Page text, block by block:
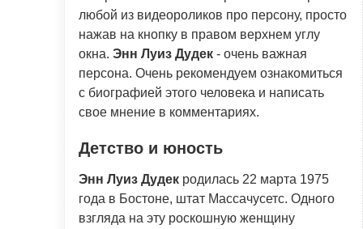
любой из видеороликов про персону, просто
нажав на кнопку в правом верхнем углу
окна. Энн Луиз Дудек - очень важная
персона. Очень рекомендуем ознакомиться
с биографией этого человека и написать
свое мнение в комментариях.
Детство и юность
Энн Луиз Дудек родилась 22 марта 1975
года в Бостоне, штат Массачусетс. Одного
взгляда на эту роскошную женщину